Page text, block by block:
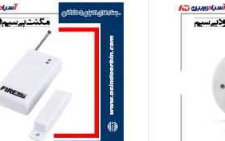
ریپیتر(افزایش دهنده برد سنسورهای
3,830,000 تومان